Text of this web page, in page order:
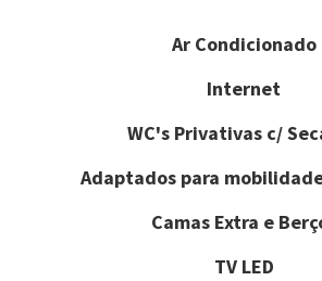
Ar Condicionado
Internet
WC's Privativas c/
Adaptados para
Camas Extra e
TV LED